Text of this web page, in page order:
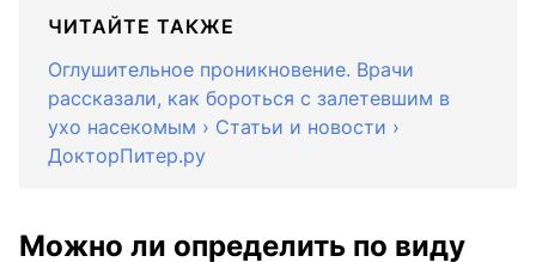
ЧИТАЙТЕ ТАКЖЕ
Оглушительное проникновение. Врачи
рассказали, как бороться с залетевшим в
ухо насекомым › Статьи и новости ›
ДокторПитер.ру
Можно ли определить по виду